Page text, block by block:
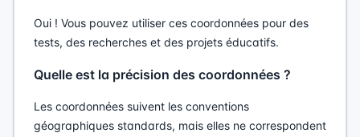
Oui ! Vous pouvez utiliser ces coordonnées pour des
tests, des recherches et des projets éducatifs.
Quelle est la précision des coordonnées ?
Les coordonnées suivent les conventions
géographiques standards, mais elles ne correspondent